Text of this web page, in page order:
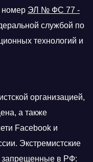
номер ЭЛ № ФС 77 -
службой по
технологий и
организацией,
а также
Facebook и
Экстремистские
запрещенные в РФ: